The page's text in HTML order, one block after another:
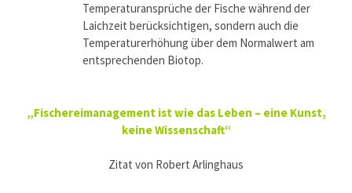
Temperaturansprüche der Fische während der
Laichzeit berücksichtigen, sondern auch die
Temperaturerhöhung über dem Normalwert am
entsprechenden Biotop.
„Fischereimanagement ist wie das Leben – eine Kunst,
keine Wissenschaft“
Zitat von Robert Arlinghaus